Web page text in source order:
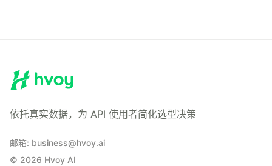
依托真实数据，为 API 使用者简化选型决策
邮箱: business@hvoy.ai
© 2026 Hvoy AI